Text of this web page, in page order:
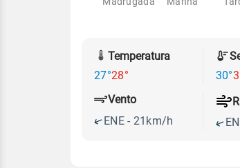
Temperatura
27°28°
30°
Vento
ENE - 21km/h